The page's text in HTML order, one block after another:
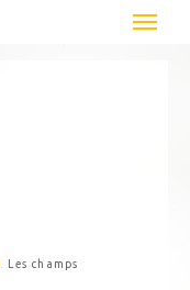
Les champs